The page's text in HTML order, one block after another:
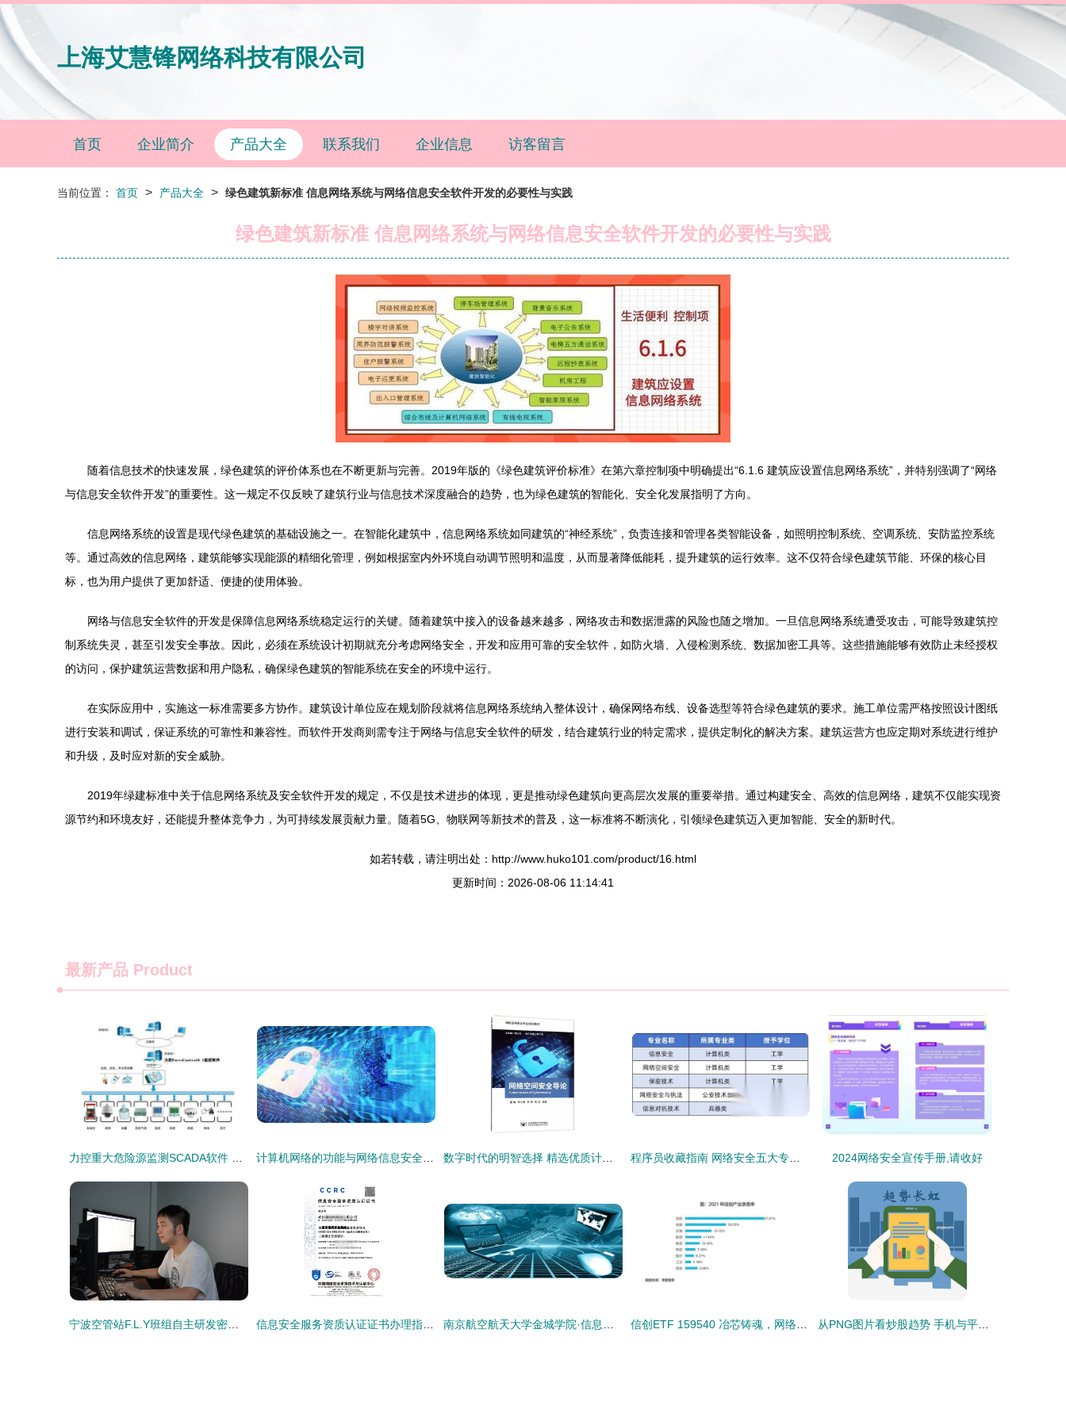
上海艾慧锋网络科技有限公司
首页 企业简介 产品大全 联系我们 企业信息 访客留言
当前位置： 首页 > 产品大全 > 绿色建筑新标准 信息网络系统与网络信息安全软件开发的必要性与实践
绿色建筑新标准 信息网络系统与网络信息安全软件开发的必要性与实践
随着信息技术的快速发展，绿色建筑的评价体系也在不断更新与完善。2019年版的《绿色建筑评价标准》在第六章控制项中明确提出“6.1.6 建筑应设置信息网络系统”，并特别强调了“网络
与信息安全软件开发”的重要性。这一规定不仅反映了建筑行业与信息技术深度融合的趋势，也为绿色建筑的智能化、安全化发展指明了方向。
信息网络系统的设置是现代绿色建筑的基础设施之一。在智能化建筑中，信息网络系统如同建筑的“神经系统”，负责连接和管理各类智能设备，如照明控制系统、空调系统、安防监控系统
等。通过高效的信息网络，建筑能够实现能源的精细化管理，例如根据室内外环境自动调节照明和温度，从而显著降低能耗，提升建筑的运行效率。这不仅符合绿色建筑节能、环保的核心目
标，也为用户提供了更加舒适、便捷的使用体验。
网络与信息安全软件的开发是保障信息网络系统稳定运行的关键。随着建筑中接入的设备越来越多，网络攻击和数据泄露的风险也随之增加。一旦信息网络系统遭受攻击，可能导致建筑控
制系统失灵，甚至引发安全事故。因此，必须在系统设计初期就充分考虑网络安全，开发和应用可靠的安全软件，如防火墙、入侵检测系统、数据加密工具等。这些措施能够有效防止未经授权
的访问，保护建筑运营数据和用户隐私，确保绿色建筑的智能系统在安全的环境中运行。
在实际应用中，实施这一标准需要多方协作。建筑设计单位应在规划阶段就将信息网络系统纳入整体设计，确保网络布线、设备选型等符合绿色建筑的要求。施工单位需严格按照设计图纸
进行安装和调试，保证系统的可靠性和兼容性。而软件开发商则需专注于网络与信息安全软件的研发，结合建筑行业的特定需求，提供定制化的解决方案。建筑运营方也应定期对系统进行维护
和升级，及时应对新的安全威胁。
2019年绿建标准中关于信息网络系统及安全软件开发的规定，不仅是技术进步的体现，更是推动绿色建筑向更高层次发展的重要举措。通过构建安全、高效的信息网络，建筑不仅能实现资
源节约和环境友好，还能提升整体竞争力，为可持续发展贡献力量。随着5G、物联网等新技术的普及，这一标准将不断演化，引领绿色建筑迈入更加智能、安全的新时代。
如若转载，请注明出处：http://www.huko101.com/product/16.html
更新时间：2026-08-06 11:14:41
最新产品 Product
2024网络安全宣传手册,请收好